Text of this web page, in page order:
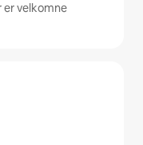
er velkomne